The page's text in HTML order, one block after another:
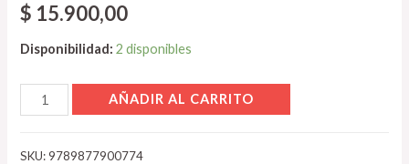
$ 15.900,00
Disponibilidad: 2 disponibles
AÑADIR AL CARRITO
SKU:9789877900774